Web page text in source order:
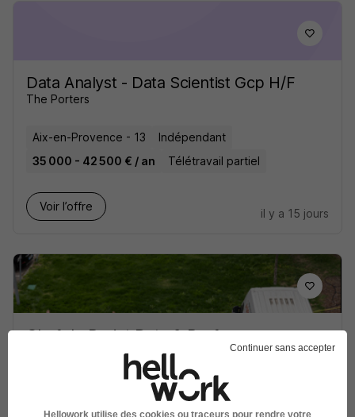
Data Analyst - Data Scientist Gcp H/F
The Porters
Aix-en-Provence - 13
Indépendant
35 000 - 42 500 € / an
Télétravail partiel
Voir l’offre
il y a 15 jours
Chef de Projet Data & Performance
Transport H/F
Super recruteur
Aix-en-Provence - 13 CDI 36 000 - 39 000 € / an
Continuer sans accepter
Hellowork utilise des cookies ou traceurs pour rendre votre